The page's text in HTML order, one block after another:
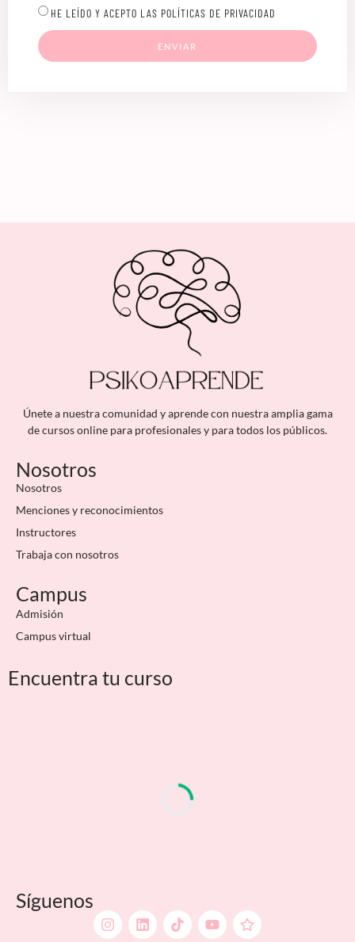
HE LEÍDO Y ACEPTO LAS POLÍTICAS DE PRIVACIDAD
ENVIAR
Únete a nuestra comunidad y aprende con nuestra amplia gama
de cursos online para profesionales y para todos los públicos.
Nosotros
Nosotros
Menciones y reconocimientos
Instructores
Trabaja con nosotros
Campus
Admisión
Campus virtual
Encuentra tu curso